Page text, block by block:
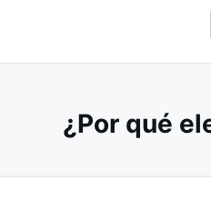
¿Por qué